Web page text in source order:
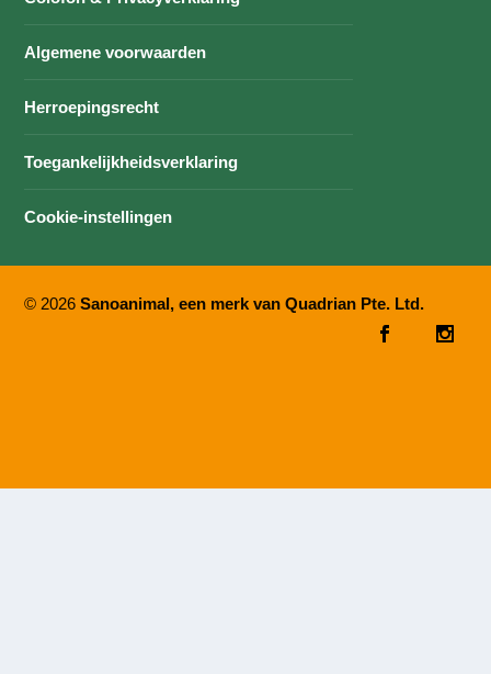
Algemene voorwaarden
Herroepingsrecht
Toegankelijkheidsverklaring
Cookie-instellingen
© 2026Sanoanimal, een merk van Quadrian Pte. Ltd.